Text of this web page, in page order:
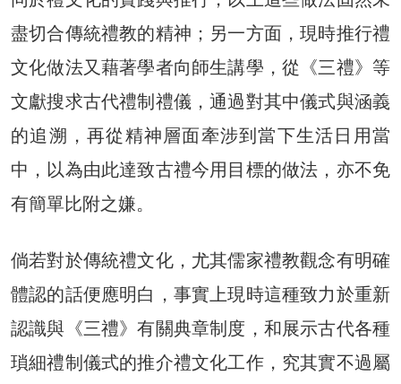
盡切合傳統禮教的精神；另一方面，現時推行禮
文化做法又藉著學者向師生講學，從《三禮》等
文獻搜求古代禮制禮儀，通過對其中儀式與涵義
的追溯，再從精神層面牽涉到當下生活日用當
中，以為由此達致古禮今用目標的做法，亦不免
有簡單比附之嫌。
倘若對於傳統禮文化，尤其儒家禮教觀念有明確
體認的話便應明白，事實上現時這種致力於重新
認識與《三禮》有關典章制度，和展示古代各種
瑣細禮制儀式的推介禮文化工作，究其實不過屬